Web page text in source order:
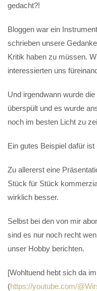
gedacht?!
Bloggen war ein
schrieben unsere
Kritik haben zu müssen.
interessierten uns
Und irgendwann wurde
überspült und es wurde
noch im besten Licht zu
Ein gutes Beispiel dafür
Zu allererst eine
Stück für Stück
wirklich besser.
Selbst bei den von mir
sind es nur noch recht
unser Hobby berichten.
[Wohltuend hebt sich da
(https://youtube.com/